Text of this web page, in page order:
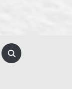
Search
for: